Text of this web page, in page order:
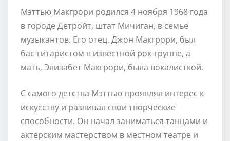
Мэттью Макгрори родился 4 ноября 1968 года
в городе Детройт, штат Мичиган, в семье
музыкантов. Его отец, Джон Макгрори, был
бас-гитаристом в известной рок-группе, а
мать, Элизабет Макгрори, была вокалисткой.
С самого детства Мэттью проявлял интерес к
искусству и развивал свои творческие
способности. Он начал заниматься танцами и
актерским мастерством в местном театре и